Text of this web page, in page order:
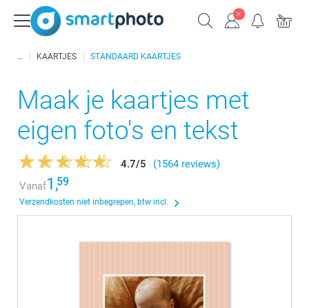
KAARTJES STANDAARD KAARTJES
Maak je kaartjes met
eigen foto's en tekst
4.7/5
(1564 reviews)
Vanaf1,59
Verzendkosten niet inbegrepen, btw incl.